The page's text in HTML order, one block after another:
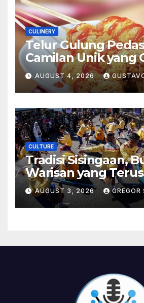
CULINERY
Telur Gulung
Camilan Unik yang
Bikin Nagih
AUGUST 4, 2026
CULTURE
Tradisi Sisingaan,
Warisan yang
AUGUST 3, 2026 GREGOR